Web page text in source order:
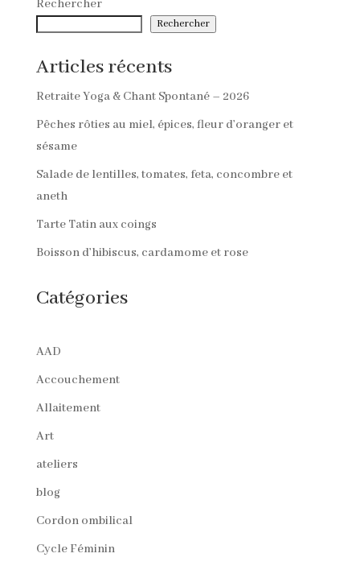
Rechercher
Rechercher
Articles récents
Retraite Yoga & Chant Spontané – 2026
Pêches rôties au miel, épices, fleur d’oranger et
sésame
Salade de lentilles, tomates, feta, concombre et
aneth
Tarte Tatin aux coings
Boisson d’hibiscus, cardamome et rose
Catégories
AAD
Accouchement
Allaitement
Art
ateliers
blog
Cordon ombilical
Cycle Féminin